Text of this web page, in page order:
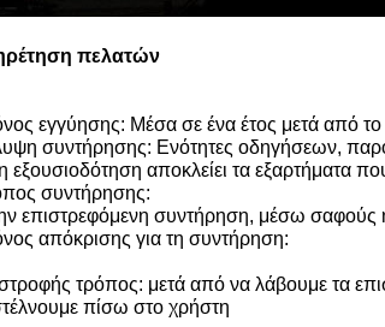
πελατών
εγγύησης: Μέσα σε ένα έτος μετά από
συντήρησης: Ενότητες οδηγήσεων,
εξουσιοδότηση αποκλείει τα εξαρτήματα
συντήρησης:
επιστρεφόμενη συντήρηση, μέσω σαφούς
απόκρισης για τη συντήρηση:
τρόπος: μετά από να λάβουμε τα
πίσω στο χρήστη